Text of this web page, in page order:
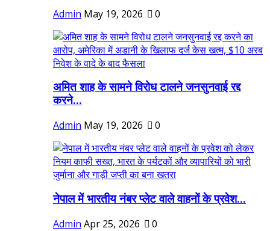
Admin May 19, 2026 0
अमित शाह के सामने विरोध टालने जनसुनवाई रद्द
करने...
Admin May 19, 2026 0
नेपाल में भारतीय नंबर प्लेट वाले वाहनों के प्रवेश...
Admin Apr 25, 2026
0